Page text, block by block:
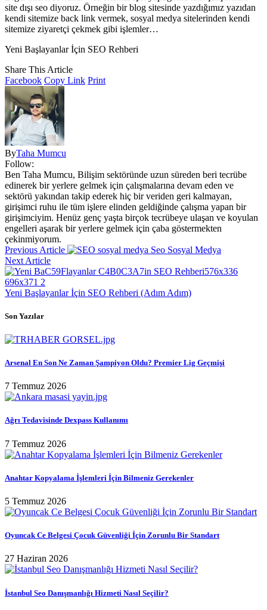
site dışı seo diyoruz. Örneğin bir blog sitesinde yazdığımız yazıdan
kendi sitemize back link vermek, sosyal medya sitelerinden kendi
sitemize ziyaretçi çekmek gibi işlemler…
Yeni Başlayanlar İçin SEO Rehberi
Share This Article
Facebook Copy Link Print
ByTaha Mumcu
Follow:
Ben Taha Mumcu, Bilişim sektöründe uzun süreden beri tecrübe
edinerek bir yerlere gelmek için çalışmalarına devam eden ve
sektörü yakından takip ederek hiç bir veriden geri kalmayan,
girişimci ruhu ile tüm işlere elinden geldiğinde çalışma yapan bir
girişimciyim. Henüz genç yaşta birçok tecrübeye ulaşan ve koyulan
engelleri aşarak bir yerlere gelmek için çaba göstermekten
çekinmiyorum.
Previous Article
Seo Sosyal Medya
Next Article
Yeni Başlayanlar İçin SEO Rehberi (Adım Adım)
Son Yazılar
Arsenal En Son Ne Zaman Şampiyon Oldu? Premier Lig Geçmişi
7 Temmuz 2026
Ağrı Tedavisinde Dexpass Kullanımı
7 Temmuz 2026
Anahtar Kopyalama İşlemleri İçin Bilmeniz Gerekenler
5 Temmuz 2026
Oyuncak Ce Belgesi Çocuk Güvenliği İçin Zorunlu Bir Standart
27 Haziran 2026
İstanbul Seo Danışmanlığı Hizmeti Nasıl Seçilir?